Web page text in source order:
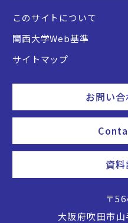
このサイトについて
関西大学Web基準
サイトマップ
お問い
資
〒
大阪府吹田市